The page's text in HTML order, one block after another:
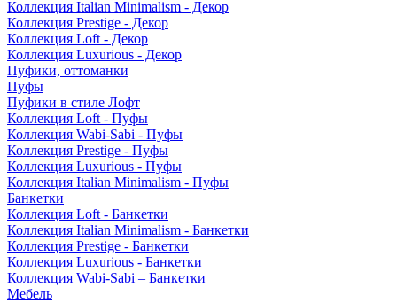
Коллекция Italian Minimalism - Декор
Коллекция Prestige - Декор
Коллекция Loft - Декор
Коллекция Luxurious - Декор
Пуфики, оттоманки
Пуфы
Пуфики в стиле Лофт
Коллекция Loft - Пуфы
Коллекция Wabi-Sabi - Пуфы
Коллекция Prestige - Пуфы
Коллекция Luxurious - Пуфы
Коллекция Italian Minimalism - Пуфы
Банкетки
Коллекция Loft - Банкетки
Коллекция Italian Minimalism - Банкетки
Коллекция Prestige - Банкетки
Коллекция Luxurious - Банкетки
Коллекция Wabi-Sabi – Банкетки
Мебель